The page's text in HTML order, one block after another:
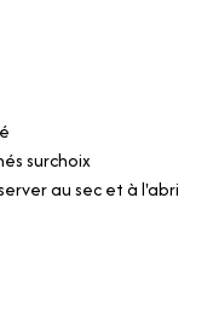
surchoix
au sec et à l'abri